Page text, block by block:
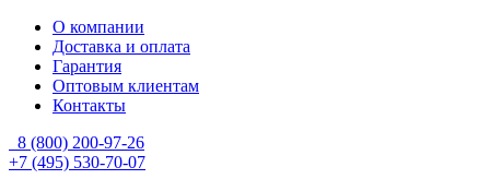
О компании
Доставка и оплата
Гарантия
Оптовым клиентам
Контакты
8 (800) 200-97-26
+7 (495) 530-70-07